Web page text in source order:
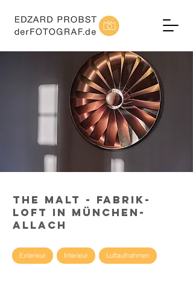
The Malt - Fabrik-
Loft in München-
Allach
Exterieur Interieur Luftaufnahmen